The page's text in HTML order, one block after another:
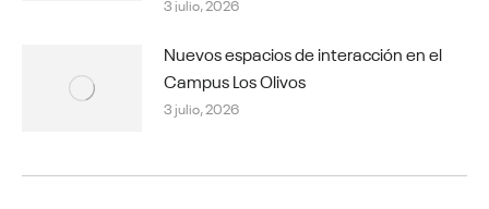
Nuevos espacios de interacción en el
Campus Los Olivos
3 julio, 2026